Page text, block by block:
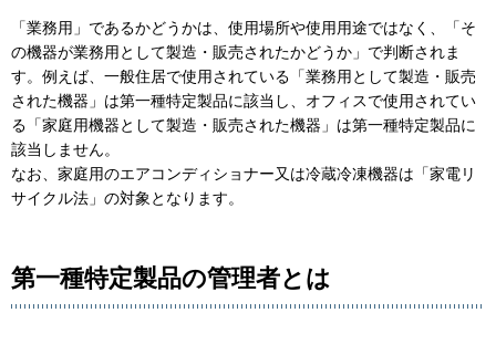
「業務用」であるかどうかは、使用場所や使用用途ではなく、「そ
の機器が業務用として製造・販売されたかどうか」で判断されま
す。例えば、一般住居で使用されている「業務用として製造・販売
された機器」は第一種特定製品に該当し、オフィスで使用されてい
る「家庭用機器として製造・販売された機器」は第一種特定製品に
該当しません。
なお、家庭用のエアコンディショナー又は冷蔵冷凍機器は「家電リ
サイクル法」の対象となります。
第一種特定製品の管理者とは